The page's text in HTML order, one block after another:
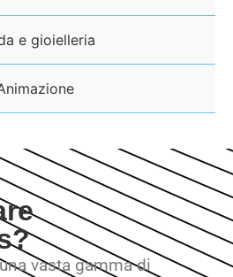
e gioielleria
vasta gamma di